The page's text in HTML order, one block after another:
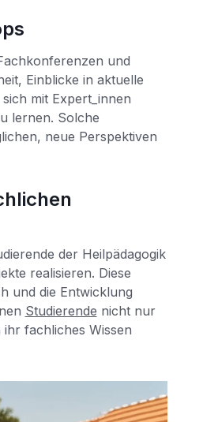
und
Einblicke in aktuelle
mit Expert_innen
lernen. Solche
neue Perspektiven
der Heilpädagogik
realisieren. Diese
und die Entwicklung
Studierende nicht nur
fachliches Wissen